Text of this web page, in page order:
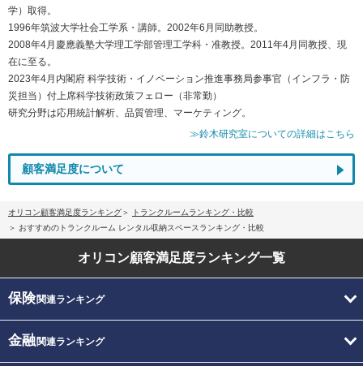
学）取得。
1996年筑波大学社会工学系・講師。2002年6月同助教授。
2008年4月慶應義塾大学理工学部管理工学科・准教授。2011年4月同教授、現
在に至る。
2023年4月内閣府 科学技術・イノベーション推進事務局参事官（インフラ・防
災担当）付上席科学技術政策フェロー（非常勤）
研究分野は応用統計解析、品質管理、マーケティング。
≫鈴木研究室についての詳細はこちら
顧客満足度について
オリコン顧客満足度ランキング
トランクルームランキング・比較
おすすめのトランクルーム レンタル収納スペースランキング・比較
オリコン顧客満足度ランキング一覧
保険関連ランキング
金融関連ランキング